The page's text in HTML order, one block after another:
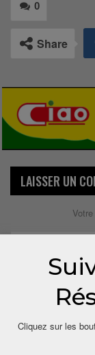
0
Share
LAISSER UN
Cliquez sur les